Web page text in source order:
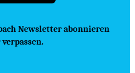
Newsletter abonnieren